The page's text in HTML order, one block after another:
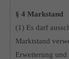
§ 4 Markstand
(1) Es darf
Marktstand
Erweiterung